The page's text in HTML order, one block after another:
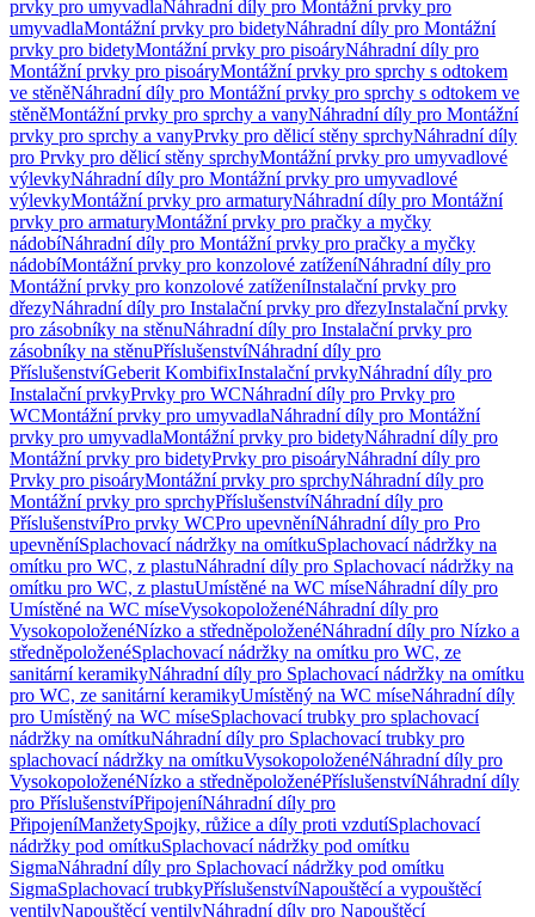
prvky pro umyvadlaNáhradní díly pro Montážní prvky pro
umyvadlaMontážní prvky pro bidetyNáhradní díly pro Montážní
prvky pro bidetyMontážní prvky pro pisoáryNáhradní díly pro
Montážní prvky pro pisoáryMontážní prvky pro sprchy s odtokem
ve stěněNáhradní díly pro Montážní prvky pro sprchy s odtokem ve
stěněMontážní prvky pro sprchy a vanyNáhradní díly pro Montážní
prvky pro sprchy a vanyPrvky pro dělicí stěny sprchyNáhradní díly
pro Prvky pro dělicí stěny sprchyMontážní prvky pro umyvadlové
výlevkyNáhradní díly pro Montážní prvky pro umyvadlové
výlevkyMontážní prvky pro armaturyNáhradní díly pro Montážní
prvky pro armaturyMontážní prvky pro pračky a myčky
nádobíNáhradní díly pro Montážní prvky pro pračky a myčky
nádobíMontážní prvky pro konzolové zatíženíNáhradní díly pro
Montážní prvky pro konzolové zatíženíInstalační prvky pro
dřezyNáhradní díly pro Instalační prvky pro dřezyInstalační prvky
pro zásobníky na stěnuNáhradní díly pro Instalační prvky pro
zásobníky na stěnuPříslušenstvíNáhradní díly pro
PříslušenstvíGeberit KombifixInstalační prvkyNáhradní díly pro
Instalační prvkyPrvky pro WCNáhradní díly pro Prvky pro
WCMontážní prvky pro umyvadlaNáhradní díly pro Montážní
prvky pro umyvadlaMontážní prvky pro bidetyNáhradní díly pro
Montážní prvky pro bidetyPrvky pro pisoáryNáhradní díly pro
Prvky pro pisoáryMontážní prvky pro sprchyNáhradní díly pro
Montážní prvky pro sprchyPříslušenstvíNáhradní díly pro
PříslušenstvíPro prvky WCPro upevněníNáhradní díly pro Pro
upevněníSplachovací nádržky na omítkuSplachovací nádržky na
omítku pro WC, z plastuNáhradní díly pro Splachovací nádržky na
omítku pro WC, z plastuUmístěné na WC míseNáhradní díly pro
Umístěné na WC míseVysokopoloženéNáhradní díly pro
VysokopoloženéNízko a středněpoloženéNáhradní díly pro Nízko a
středněpoloženéSplachovací nádržky na omítku pro WC, ze
sanitární keramikyNáhradní díly pro Splachovací nádržky na omítku
pro WC, ze sanitární keramikyUmístěný na WC míseNáhradní díly
pro Umístěný na WC míseSplachovací trubky pro splachovací
nádržky na omítkuNáhradní díly pro Splachovací trubky pro
splachovací nádržky na omítkuVysokopoloženéNáhradní díly pro
VysokopoloženéNízko a středněpoloženéPříslušenstvíNáhradní díly
pro PříslušenstvíPřipojeníNáhradní díly pro
PřipojeníManžetySpojky, růžice a díly proti vzdutíSplachovací
nádržky pod omítkuSplachovací nádržky pod omítku
SigmaNáhradní díly pro Splachovací nádržky pod omítku
SigmaSplachovací trubkyPříslušenstvíNapouštěcí a vypouštěcí
ventilyNapouštěcí ventilyNáhradní díly pro Napouštěcí